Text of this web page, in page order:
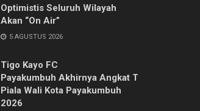
Optimistis Seluruh Wilayah
Akan “On Air”
5 AGUSTUS 2026
Tigo Kayo FC
Payakumbuh Akhirnya Angkat Trofi
Piala Wali Kota Payakumbuh
2026